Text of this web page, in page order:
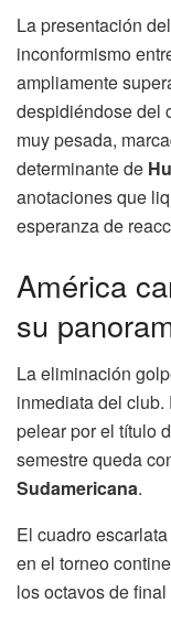
La presentación
inconformismo
ampliamente
despidiéndose del
muy pesada,
determinante de
anotaciones que
esperanza de
América
su
La eliminación
inmediata del
pelear por el título
semestre queda
Sudamericana.
El cuadro
en el torneo
los octavos de